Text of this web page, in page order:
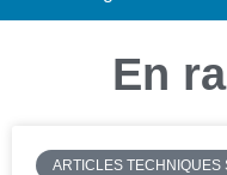
En
ARTICLES TECHNIQUES